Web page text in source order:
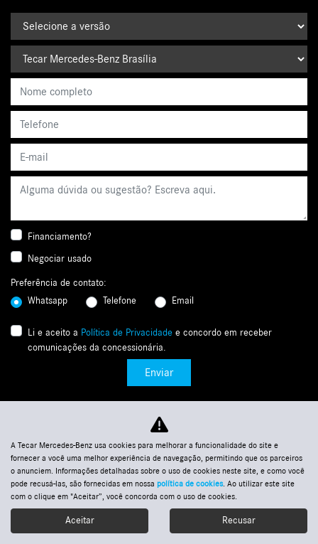
Financiamento?
Negociar usado
Preferência de contato:
Whatsapp
Telefone Email
Li e aceito a Política de Privacidade e concordo em receber
comunicações da concessionária.
Enviar
revisão
Ofertas Entre em contato
Selecionar unidade:
Tecar Merc.. Telefones
A Tecar Mercedes-Benz usa cookies para melhorar a funcionalidade do site e
fornecer a você uma melhor experiência de navegação, permitindo que os parceiros
o anunciem. Informações detalhadas sobre o uso de cookies neste site, e como você
pode recusá-las, são fornecidas em nossa política de cookies. Ao utilizar este site
com o clique em "Aceitar”, você concorda com o uso de cookies.
Aceitar Recusar